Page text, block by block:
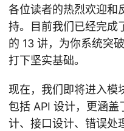
各位读者的热烈欢迎和
持。目前我们已经完成
的 13 讲，为你系统突
打下坚实基础。
现在，我们即将进入模
包括 API 设计，更涵盖
计、接口设计、错误处